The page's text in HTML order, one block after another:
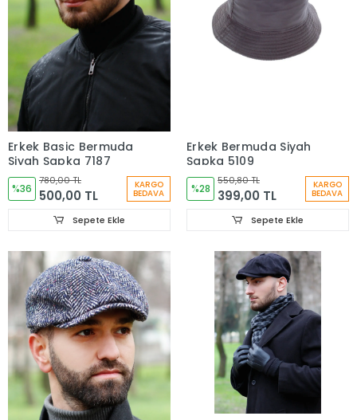
Erkek Basic Bermuda
Siyah Şapka 7187
%36
780,00 TL
500,00 TL
KARGO
BEDAVA
Sepete Ekle
Erkek Bermuda Siyah
Şapka 5109
%28
550,80 TL
399,00 TL
KARGO
BEDAVA
Sepete Ekle